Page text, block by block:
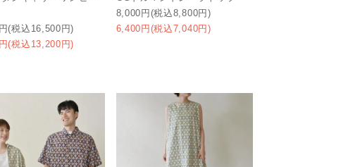
(税込16,500円)
(税込13,200円)
8,000円(税込8,800円)
6,400円(税込7,040円)